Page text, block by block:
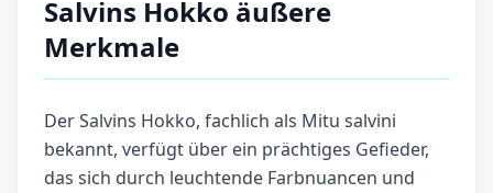
Salvins Hokko äußere
Merkmale
Der Salvins Hokko, fachlich als Mitu salvini
bekannt, verfügt über ein prächtiges Gefieder,
das sich durch leuchtende Farbnuancen und